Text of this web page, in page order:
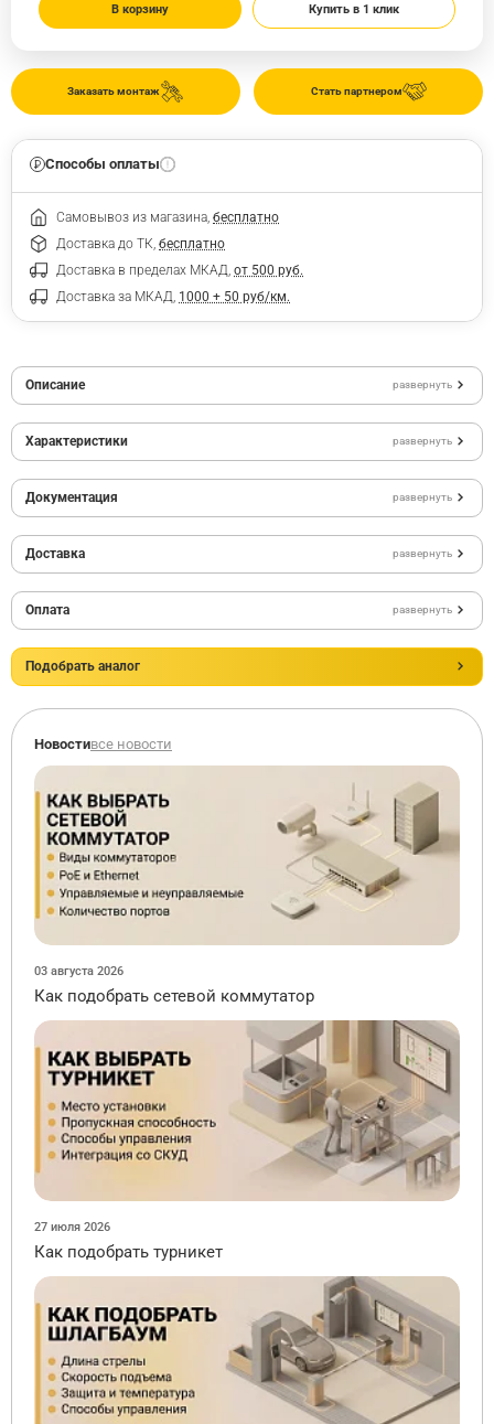
Стать партнером
Заказать монтаж
В корзину Купить в 1 клик
Способы оплаты
Самовывоз из магазина, бесплатно
Доставка до ТК, бесплатно
Доставка в пределах МКАД, от 500 руб.
Доставка за МКАД, 1000 + 50 руб/км.
Описание развернуть
Характеристики развернуть
Документация развернуть
Доставка развернуть
Оплата развернуть
Подобрать аналог
Новостивсе новости
03 августа 2026
Как подобрать сетевой коммутатор
27 июля 2026
Как подобрать турникет